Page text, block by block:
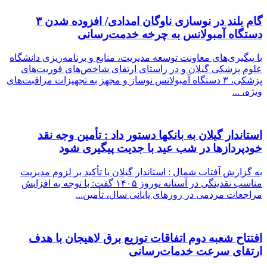
گام بلند در نوسازی ناوگان امدادی/ افزوده شدن ۳
دستگاه آمبولانس به چرخه خدمت‌رسانی
با پیگیری‌های معاونت توسعه مدیریت، منابع و برنامه‌ریزی دانشگاه
علوم پزشکی گیلان و در راستای ارتقای شاخص‌های فوریت‌های
پزشکی، ۳ دستگاه آمبولانس نوساز و مجهز به تجهیزات مراقبت‌های
ویژه، ...
استاندار گیلان به بانکها دستور داد : تأمین وجه نقد
خودپردازها در شب عید با جدیت پیگیری شود
به گزارش آفتاب شمال : استاندار گیلان با تأکید بر لزوم مدیریت
مناسب نقدینگی در آستانه نوروز ۱۴۰۵ گفت: با توجه به افزایش
مراجعات مردمی در روزهای پایانی سال، تأمین...
افتتاح شعبه دوم اتفاقات توزیع برق لاهیجان با هدف
ارتقای سرعت خدمات‌رسانی